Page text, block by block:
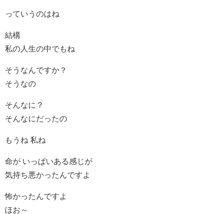
っていうのはね
結構
私の人生の中でもね
そうなんですか？
そうなの
そんなに？
そんなにだったの
もうね 私ね
命が いっぱいある感じが
気持ち悪かったんですよ
怖かったんですよ
ほお～